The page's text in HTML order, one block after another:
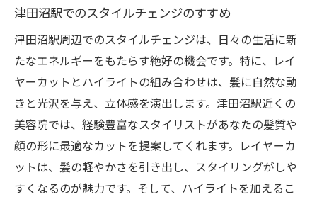
津田沼駅でのスタイルチェンジのすすめ
津田沼駅周辺でのスタイルチェンジは、日々の生活に新
たなエネルギーをもたらす絶好の機会です。特に、レイ
ヤーカットとハイライトの組み合わせは、髪に自然な動
きと光沢を与え、立体感を演出します。津田沼駅近くの
美容院では、経験豊富なスタイリストがあなたの髪質や
顔の形に最適なカットを提案してくれます。レイヤーカ
ットは、髪の軽やかさを引き出し、スタイリングがしや
すくなるのが魅力です。そして、ハイライトを加えるこ